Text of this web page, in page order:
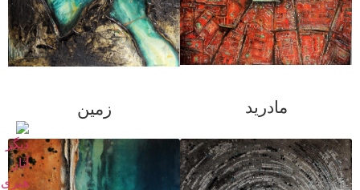
مادرید زمین